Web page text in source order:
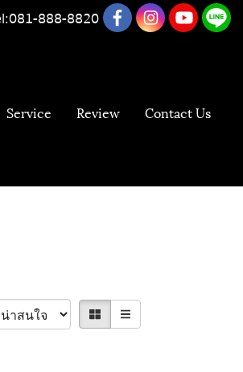
888-8820
Service Review Contact Us